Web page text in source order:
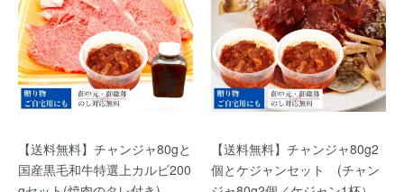
【送料無料】チャンジャ80gと
国産黒毛和牛特選上カルビ200
【送料無料】チャンジャ80g2
個とケジャンセット (チャン